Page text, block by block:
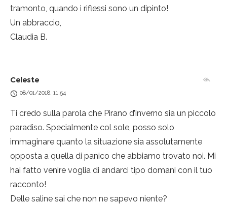
tramonto, quando i riflessi sono un dipinto!
Un abbraccio,
Claudia B.
Celeste
08/01/2018, 11:54
Ti credo sulla parola che Pirano d’inverno sia un piccolo
paradiso. Specialmente col sole, posso solo
immaginare quanto la situazione sia assolutamente
opposta a quella di panico che abbiamo trovato noi. Mi
hai fatto venire voglia di andarci tipo domani con il tuo
racconto!
Delle saline sai che non ne sapevo niente?